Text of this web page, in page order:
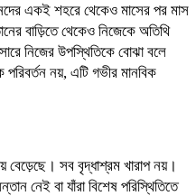
একই শহরে থেকেও মাসের পর মাস
বাড়িতে থেকেও নিজেকে অতিথি
নিজের উপস্থিতিকে বোঝা বলে
নয়, এটি গভীর মানবিক
বেড়েছে। সব বৃদ্ধাশ্রম খারাপ নয়।
নেই বা যাঁরা বিশেষ পরিস্থিতিতে